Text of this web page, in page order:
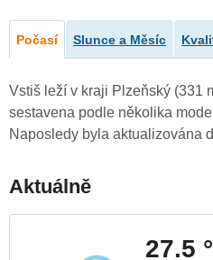
Počasí Slunce a Měsíc
Vstiš leží v kraji Plzeňský (331
sestavena podle několika
Naposledy byla aktualizována
Aktuálně
27.5